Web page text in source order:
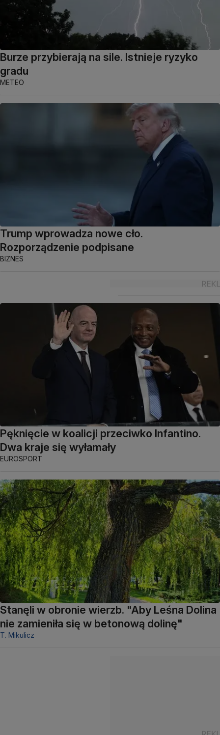
Burze przybierają na sile. Istnieje ryzyko
gradu
METEO
Trump wprowadza nowe cło.
Rozporządzenie podpisane
BIZNES
Pęknięcie w koalicji przeciwko Infantino.
Dwa kraje się wyłamały
EUROSPORT
Stanęli w obronie wierzb. "Aby Leśna Dolina
nie zamieniła się w betonową dolinę"
T. Mikulicz